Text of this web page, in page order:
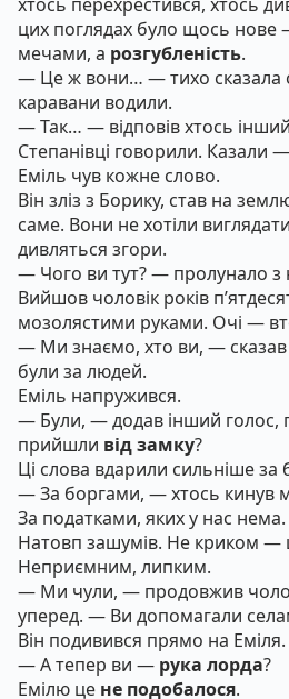
цих поглядах було щось нове
мечами, а розгубленість.
— Це ж вони… — тихо сказала
каравани водили.
— Так… — відповів хтось
Степанівці говорили. Казали
Еміль чув кожне слово.
Він зліз з Борику, став на
саме. Вони не хотіли
дивляться згори.
— Чого ви тут? — пролунало з
Вийшов чоловік років
мозолястими руками. Очі —
— Ми знаємо, хто ви, —
були за людей.
Еміль напружився.
— Були, — додав інший голос,
прийшли від замку?
Ці слова вдарили сильніше за
— За боргами, — хтось кинув
За податками, яких у нас нема.
Натовп зашумів. Не криком
Неприємним, липким.
— Ми чули, — продовжив
уперед. — Ви допомагали
Він подивився прямо на Еміля.
— А тепер ви — рука лорда?
Емілю це не подобалося.